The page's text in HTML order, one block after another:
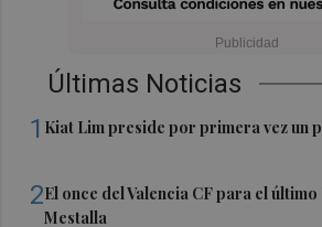
Últimas Noticias
1 Kiat Lim preside por primera vez un
2El once del Valencia CF para el
Mestalla